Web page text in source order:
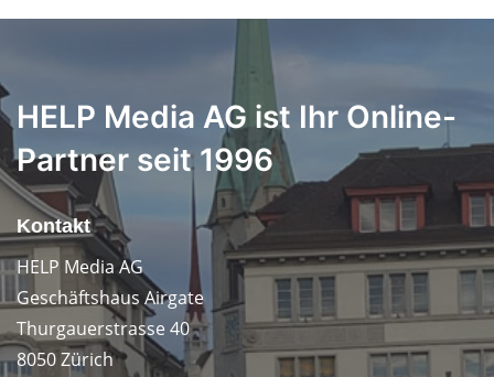
HELP Media AG ist Ihr Online-
Partner seit 1996
Kontakt
HELP Media AG
Geschäftshaus Airgate
Thurgauerstrasse 40
8050 Zürich